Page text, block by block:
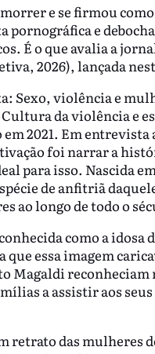
e se firmou
e
É o que avalia a
2026), lançada
Sexo, violência e
Cultura da violência e
2021. Em entrevista
foi narrar a
para isso. Nascida
de anfitriã
ao longo de todo o
como a idosa
essa imagem
Magaldi reconheciam
a assistir aos
retrato das mulheres